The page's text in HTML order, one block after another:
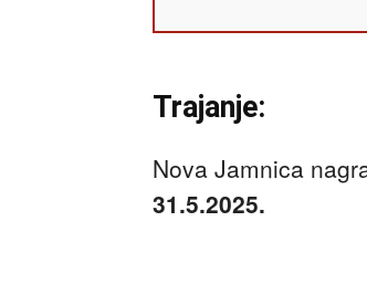
Trajanje:
Nova Jamnica
31.5.2025.